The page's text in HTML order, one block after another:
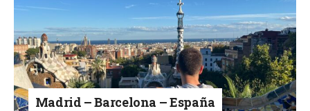
Madrid – Barcelona – España